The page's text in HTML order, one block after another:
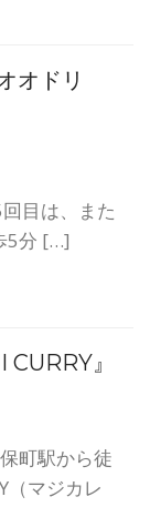
オドリ
目は、また
5分 […]
』
町駅から徒
（マジカレ